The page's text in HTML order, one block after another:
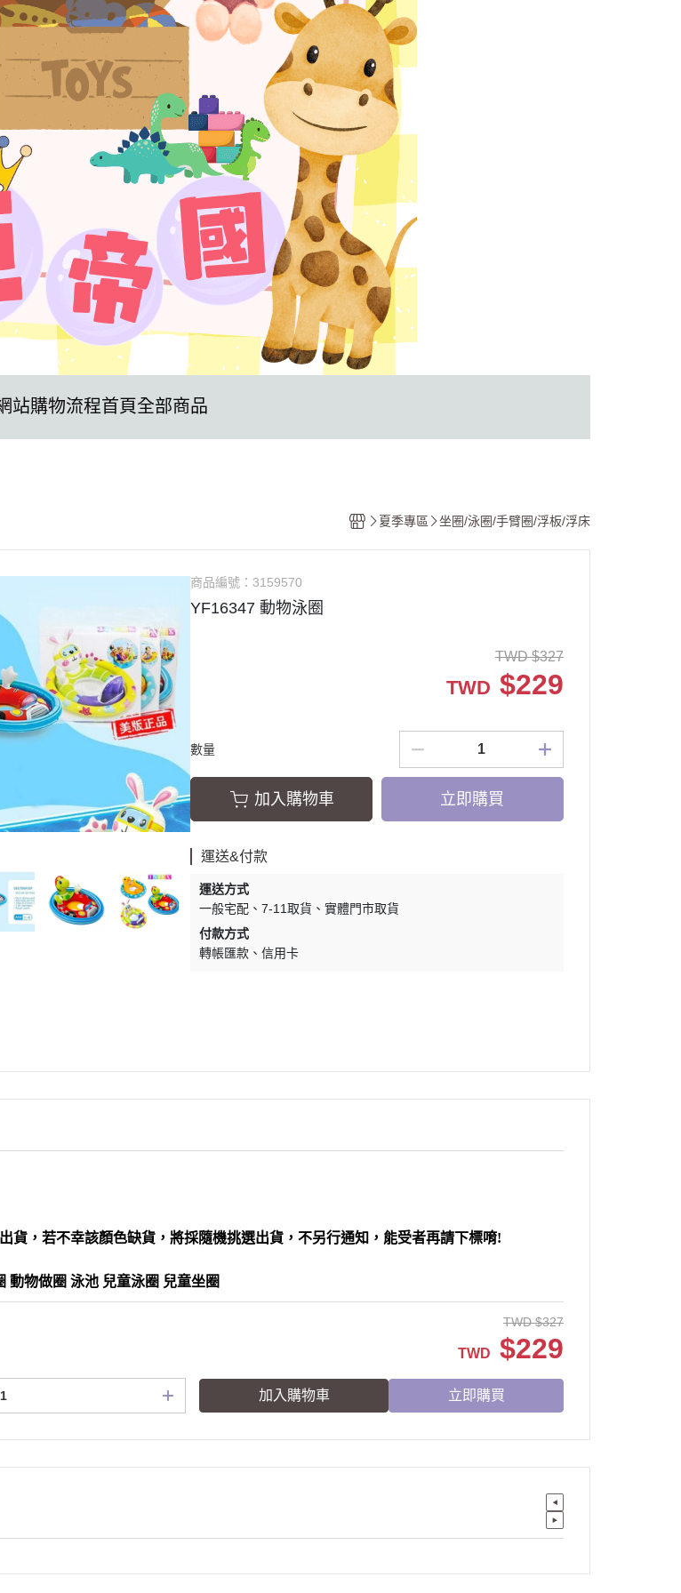
站購物流程首頁全部商品
夏季專區 坐圈/泳圈/手臂圈/浮板/浮床
商品編號： 3159570
YF16347 動物泳圈
TWD $327
TWD $229
數量
加入購物車 立即購買
運送&付款
運送方式
一般宅配
7-11取貨
實體門市取貨
付款方式
轉帳匯款
信用卡
貨，若不幸該顏色缺貨，將採隨機挑選出貨，不另行通知，能受者再請下標唷!
動物做圈 泳池 兒童泳圈 兒童坐圈
TWD $327
TWD $229
加入購物車 立即購買